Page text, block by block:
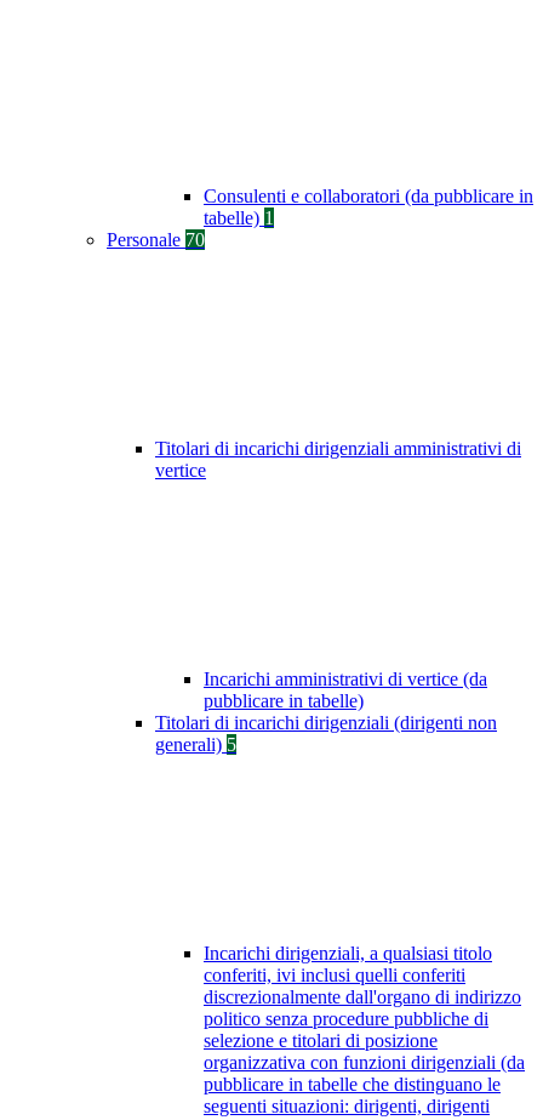
Consulenti e collaboratori (da pubblicare in
tabelle) 1
Personale 70
Titolari di incarichi dirigenziali amministrativi di
vertice
Incarichi amministrativi di vertice (da
pubblicare in tabelle)
Titolari di incarichi dirigenziali (dirigenti non
generali) 5
Incarichi dirigenziali, a qualsiasi titolo
conferiti, ivi inclusi quelli conferiti
discrezionalmente dall'organo di indirizzo
politico senza procedure pubbliche di
selezione e titolari di posizione
organizzativa con funzioni dirigenziali (da
pubblicare in tabelle che distinguano le
seguenti situazioni: dirigenti, dirigenti